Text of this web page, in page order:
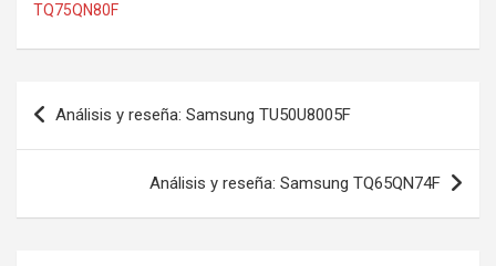
TQ75QN80F
Navegación
de
Análisis y reseña: Samsung TU50U8005F
Análisis y reseña: Samsung TQ65QN74F